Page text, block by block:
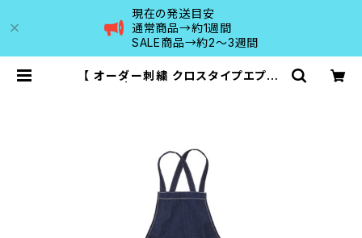
現在の発送目安
通常商品→約1週間
SALE商品→約2〜3週間
【 オーダー刺繍 クロスタイプエプロ